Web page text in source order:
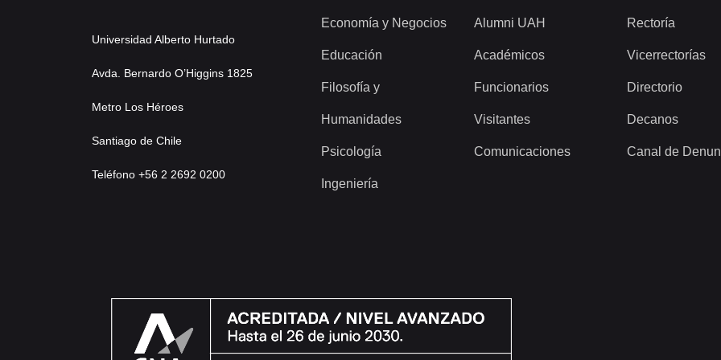
Universidad Alberto Hurtado
Avda. Bernardo O’Higgins 1825
Metro Los Héroes
Santiago de Chile
Teléfono +56 2 2692 0200
Economía y Negocios
Educación
Filosofía y
Humanidades
Psicología
Ingeniería
Alumni UAH
Académicos
Funcionarios
Visitantes
Comunicaciones
Rectoría
Vicerrectorías
Directorio
Decanos
Canal de